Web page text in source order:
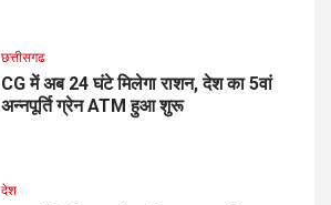
छत्तीसगढ
CG में अब 24 घंटे मिलेगा राशन, देश का 5वां
अन्नपूर्ति ग्रेन ATM हुआ शुरू
देश